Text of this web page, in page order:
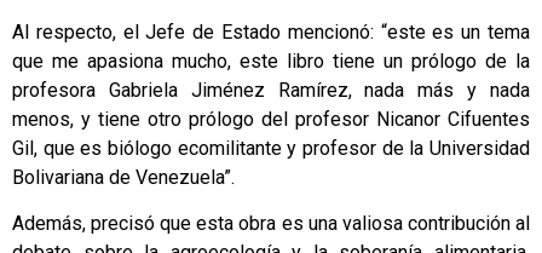
Al respecto, el Jefe de Estado mencionó: “este es un tema
que me apasiona mucho, este libro tiene un prólogo de la
profesora Gabriela Jiménez Ramírez, nada más y nada
menos, y tiene otro prólogo del profesor Nicanor Cifuentes
Gil, que es biólogo ecomilitante y profesor de la Universidad
Bolivariana de Venezuela”.
Además, precisó que esta obra es una valiosa contribución al